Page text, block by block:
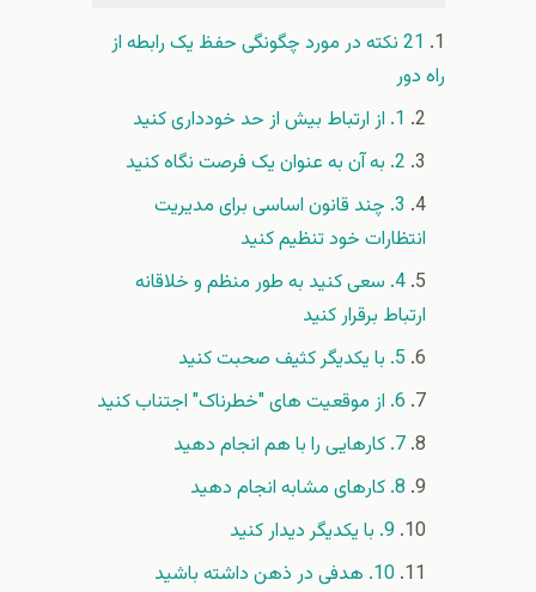
21 نکته در مورد چگونگی حفظ یک رابطه از
راه دور
1. از ارتباط بیش از حد خودداری کنید
2. به آن به عنوان یک فرصت نگاه کنید
3. چند قانون اساسی برای مدیریت
انتظارات خود تنظیم کنید
4. سعی کنید به طور منظم و خلاقانه
ارتباط برقرار کنید
5. با یکدیگر کثیف صحبت کنید
6. از موقعیت های "خطرناک" اجتناب کنید
7. کارهایی را با هم انجام دهید
8. کارهای مشابه انجام دهید
9. با یکدیگر دیدار کنید
10. هدفی در ذهن داشته باشید